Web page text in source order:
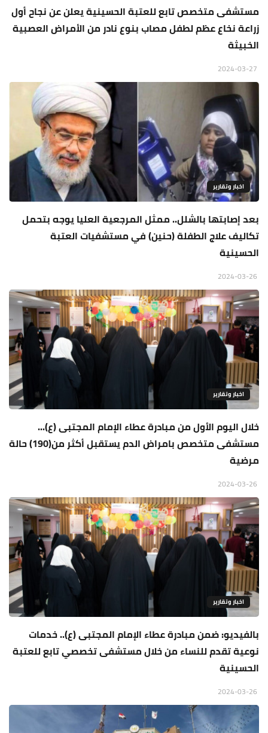
مستشفى متخصص تابع للعتبة الحسينية يعلن عن نجاح أول
زراعة نخاع عظم لطفل مصاب بنوع نادر من الأمراض العصبية
الخبيثة
اخبار وتقارير
بعد إصابتها بالشلل.. ممثل المرجعية العليا يوجه بتحمل
تكاليف علاج الطفلة (حنين) في مستشفيات العتبة
الحسينية
اخبار وتقارير
خلال اليوم الأول من مبادرة عطاء الإمام المجتبى (ع)...
مستشفى متخصص بامراض الدم يستقبل أكثر من(190) حالة
مرضية
اخبار وتقارير
بالفيديو: ضمن مبادرة عطاء الإمام المجتبى (ع).. خدمات
نوعية تقدم للنساء من خلال مستشفى تخصصي تابع للعتبة
الحسينية